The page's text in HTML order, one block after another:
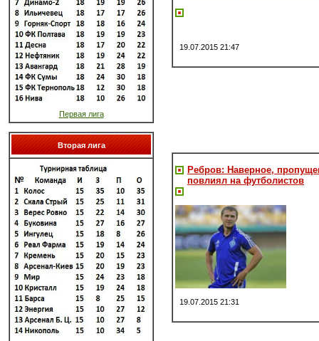
Первая лига
Вторая лига
19.07.2015 21:47
Ребров: Наверное,
повлиял на футболистов
19.07.2015 21:31